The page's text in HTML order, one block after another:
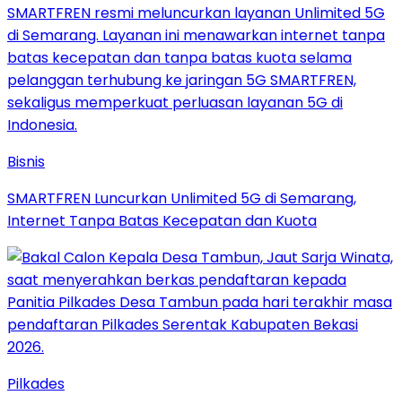
Bisnis
SMARTFREN Luncurkan Unlimited 5G di Semarang,
Internet Tanpa Batas Kecepatan dan Kuota
Pilkades